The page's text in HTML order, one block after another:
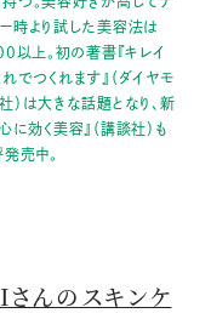
ー時より試した美容法は
以上。初の著書『キレイ
でつくれます』（ダイヤモ
）は大きな話題となり、新
に効く美容』（講談社）も
売中。
んのスキンケ